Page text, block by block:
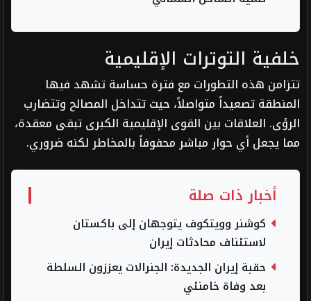
خلفية التوترات الإقليمية
تتزامن هذه التطورات مع فترة حساسة تشهد فيها
المنطقة تصعيداً متواصلاً، حيث تتداخل المصالح وتتضارب
الرؤى. العلاقات بين القوى الإقليمية الكبرى تبقى معقدة،
مما يجعل أي حوار مباشر محفوفاً بالمخاطر لكنه ضروري.
أخبار ذات صلة
كوشنر وويتكوف يتوجهان إلى باكستان
لاستئناف محادثات إيران
حقبة إيران الجديدة: الجنرالات يعززون السلطة
بعد وفاة خامنئي